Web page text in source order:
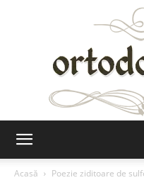
Acasă
Poezie ziditoare de